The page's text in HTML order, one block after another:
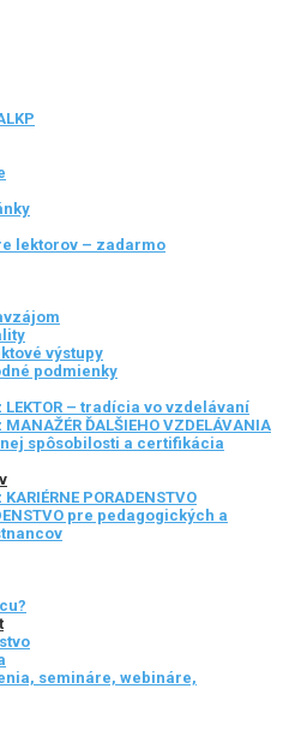
lektorov – zadarmo
výstupy
podmienky
– tradícia vo vzdelávaní
ĎALŠIEHO VZDELÁVANIA
spôsobilosti a certifikácia
PORADENSTVO
pre pedagogických a
semináre, webináre,